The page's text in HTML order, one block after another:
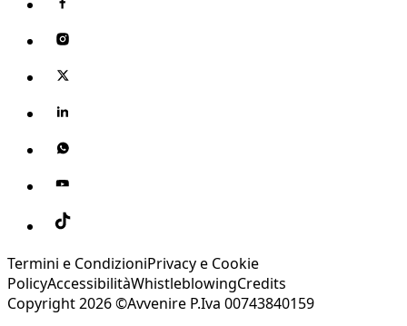
Termini e CondizioniPrivacy e Cookie
PolicyAccessibilitàWhistleblowingCredits
Copyright 2026 ©Avvenire P.Iva 00743840159